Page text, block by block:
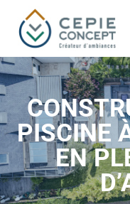
PISCINE
EN